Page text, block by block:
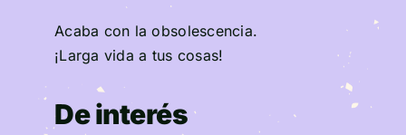
Acaba con la obsolescencia.
¡Larga vida a tus cosas!
De interés